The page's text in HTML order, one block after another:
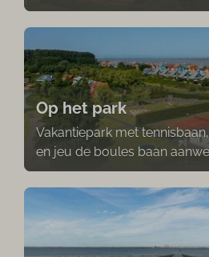
Op het park
Vakantiepark met
en jeu de boules baan